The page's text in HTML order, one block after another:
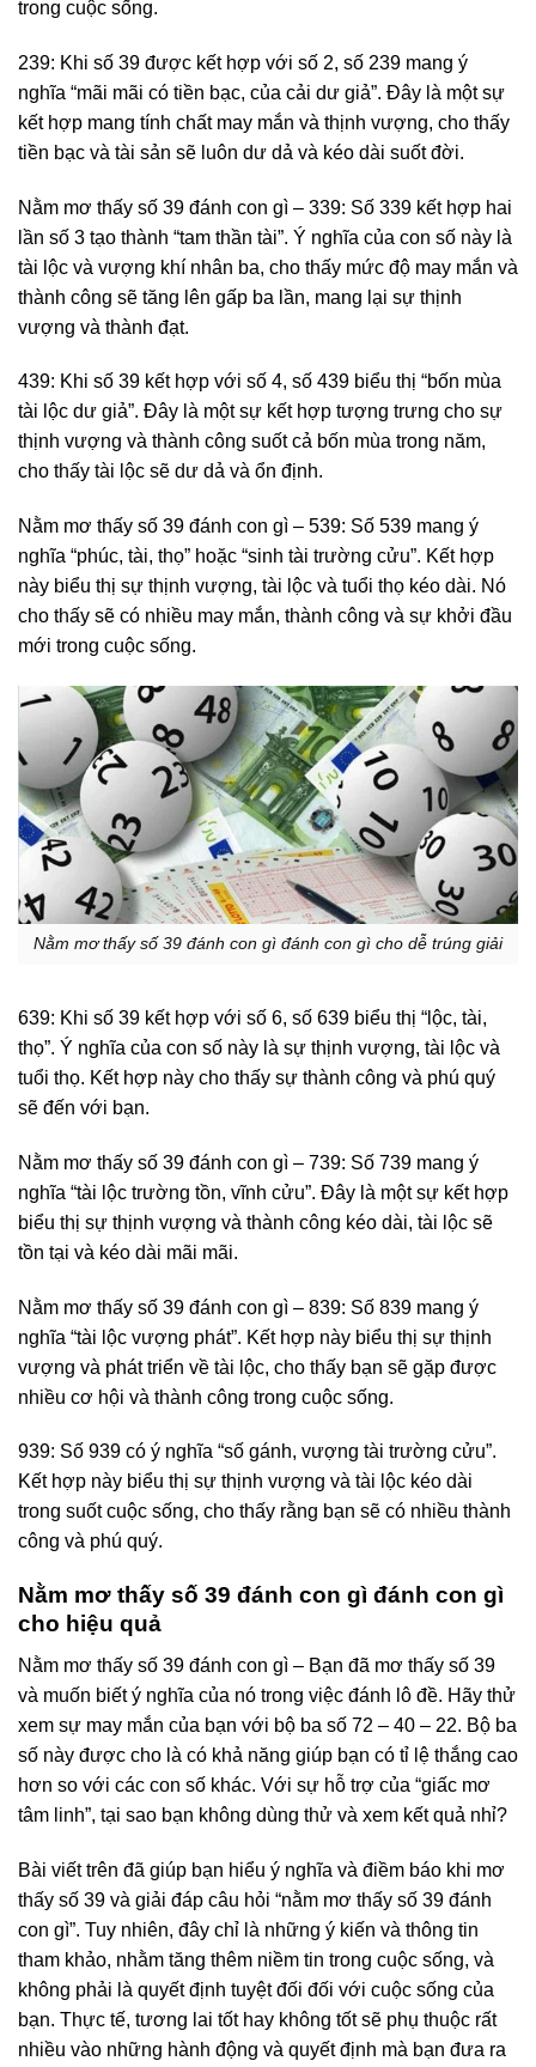
trong cuộc sống.
239: Khi số 39 được kết hợp với số 2, số 239 mang ý
nghĩa “mãi mãi có tiền bạc, của cải dư giả”. Đây là một sự
kết hợp mang tính chất may mắn và thịnh vượng, cho thấy
tiền bạc và tài sản sẽ luôn dư dả và kéo dài suốt đời.
Nằm mơ thấy số 39 đánh con gì – 339: Số 339 kết hợp hai
lần số 3 tạo thành “tam thần tài”. Ý nghĩa của con số này là
tài lộc và vượng khí nhân ba, cho thấy mức độ may mắn và
thành công sẽ tăng lên gấp ba lần, mang lại sự thịnh
vượng và thành đạt.
439: Khi số 39 kết hợp với số 4, số 439 biểu thị “bốn mùa
tài lộc dư giả”. Đây là một sự kết hợp tượng trưng cho sự
thịnh vượng và thành công suốt cả bốn mùa trong năm,
cho thấy tài lộc sẽ dư dả và ổn định.
Nằm mơ thấy số 39 đánh con gì – 539: Số 539 mang ý
nghĩa “phúc, tài, thọ” hoặc “sinh tài trường cửu”. Kết hợp
này biểu thị sự thịnh vượng, tài lộc và tuổi thọ kéo dài. Nó
cho thấy sẽ có nhiều may mắn, thành công và sự khởi đầu
mới trong cuộc sống.
Nằm mơ thấy số 39 đánh con gì đánh con gì cho dễ trúng giải
639: Khi số 39 kết hợp với số 6, số 639 biểu thị “lộc, tài,
thọ”. Ý nghĩa của con số này là sự thịnh vượng, tài lộc và
tuổi thọ. Kết hợp này cho thấy sự thành công và phú quý
sẽ đến với bạn.
Nằm mơ thấy số 39 đánh con gì – 739: Số 739 mang ý
nghĩa “tài lộc trường tồn, vĩnh cửu”. Đây là một sự kết hợp
biểu thị sự thịnh vượng và thành công kéo dài, tài lộc sẽ
tồn tại và kéo dài mãi mãi.
Nằm mơ thấy số 39 đánh con gì – 839: Số 839 mang ý
nghĩa “tài lộc vượng phát”. Kết hợp này biểu thị sự thịnh
vượng và phát triển về tài lộc, cho thấy bạn sẽ gặp được
nhiều cơ hội và thành công trong cuộc sống.
939: Số 939 có ý nghĩa “số gánh, vượng tài trường cửu”.
Kết hợp này biểu thị sự thịnh vượng và tài lộc kéo dài
trong suốt cuộc sống, cho thấy rằng bạn sẽ có nhiều thành
công và phú quý.
Nằm mơ thấy số 39 đánh con gì đánh con gì
cho hiệu quả
Nằm mơ thấy số 39 đánh con gì – Bạn đã mơ thấy số 39
và muốn biết ý nghĩa của nó trong việc đánh lô đề. Hãy thử
xem sự may mắn của bạn với bộ ba số 72 – 40 – 22. Bộ ba
số này được cho là có khả năng giúp bạn có tỉ lệ thắng cao
hơn so với các con số khác. Với sự hỗ trợ của “giấc mơ
tâm linh”, tại sao bạn không dùng thử và xem kết quả nhỉ?
Bài viết trên đã giúp bạn hiểu ý nghĩa và điềm báo khi mơ
thấy số 39 và giải đáp câu hỏi “nằm mơ thấy số 39 đánh
con gì”. Tuy nhiên, đây chỉ là những ý kiến và thông tin
tham khảo, nhằm tăng thêm niềm tin trong cuộc sống, và
không phải là quyết định tuyệt đối đối với cuộc sống của
bạn. Thực tế, tương lai tốt hay không tốt sẽ phụ thuộc rất
nhiều vào những hành động và quyết định mà bạn đưa ra